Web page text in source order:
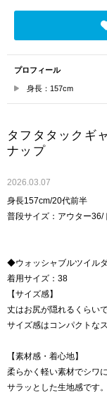
プロフィール
身長：157cm
タフタタックギ
ナップ
2026.03.07
身長157cm/20代前半
普段サイズ：アウター
◆ウォッシャブルツイル
着用サイズ：38
【サイズ感】
丈はお尻が隠れるくらいで
サイズ感はコンパクトな
【素材感・着心地】
柔らかく軽い素材でシワ
サラッとした生地感です。